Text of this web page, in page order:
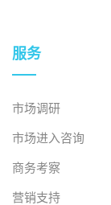
服务
市场调研
市场进入咨询
商务考察
营销支持